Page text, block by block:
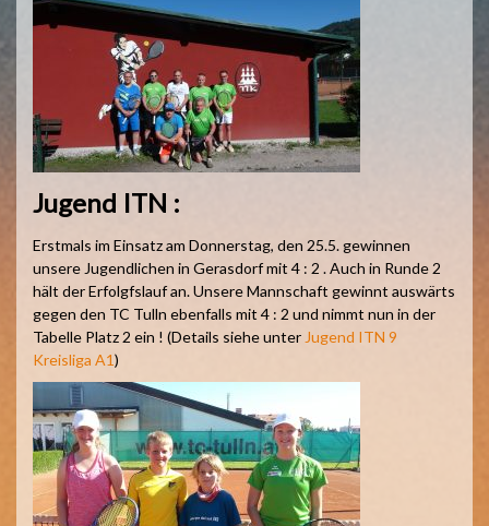
Jugend ITN :
Erstmals im Einsatz am Donnerstag, den 25.5. gewinnen
unsere Jugendlichen in Gerasdorf mit 4 : 2 . Auch in Runde 2
hält der Erfolgfslauf an. Unsere Mannschaft gewinnt auswärts
gegen den TC Tulln ebenfalls mit 4 : 2 und nimmt nun in der
Tabelle Platz 2 ein ! (Details siehe unter Jugend ITN 9
Kreisliga A1)